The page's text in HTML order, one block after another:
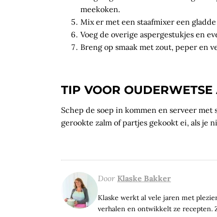
meekoken.
Mix er met een staafmixer een gladde
Voeg de overige aspergestukjes en
Breng op smaak met zout, peper en
TIP VOOR OUDERWETSE
Schep de soep in kommen en serveer
gerookte zalm of partjes gekookt ei, als je
Door Klaske Bakker
Klaske werkt al vele jaren met
verhalen en ontwikkelt ze recepten.